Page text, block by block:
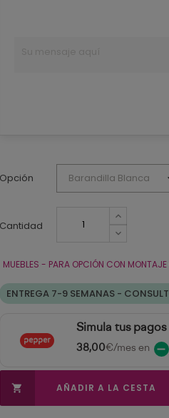
Opción
Cantidad
MUEBLES - PARA OPCIÓN CON
ENTREGA 7-9 SEMANAS -
Simula tus pagos
38,00€/mes en
 AÑADIR A LA CESTA